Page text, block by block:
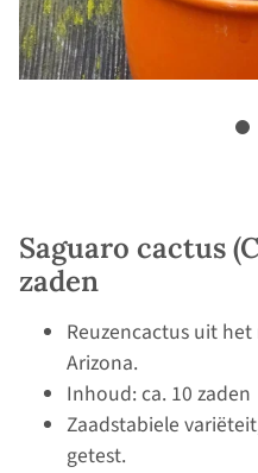
Saguaro cactus
zaden
Reuzencactus uit
Arizona.
Inhoud: ca. 10 zaden
Zaadstabiele
getest.